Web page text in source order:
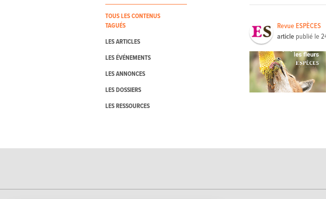
TOUS LES CONTENUS
TAGUÉS
LES ARTICLES
LES ÉVÉNEMENTS
LES ANNONCES
LES DOSSIERS
LES RESSOURCES
Revue ESPÈCES
article publié le